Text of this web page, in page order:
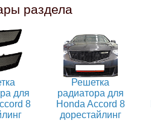
раздела
для
8
Решетка
радиатора для
Honda Accord 8
дорестайлинг